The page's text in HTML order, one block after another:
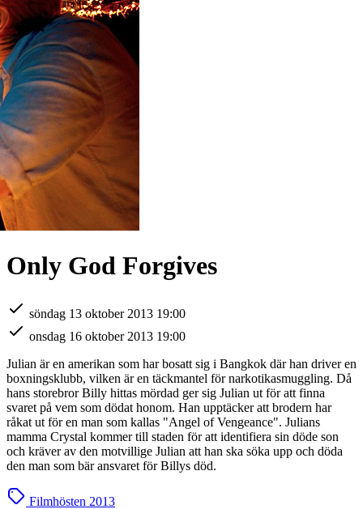
Only God Forgives
söndag 13 oktober 2013 19:00
onsdag 16 oktober 2013 19:00
Julian är en amerikan som har bosatt sig i Bangkok där han driver en
boxningsklubb, vilken är en täckmantel för narkotikasmuggling. Då
hans storebror Billy hittas mördad ger sig Julian ut för att finna
svaret på vem som dödat honom. Han upptäcker att brodern har
råkat ut för en man som kallas "Angel of Vengeance". Julians
mamma Crystal kommer till staden för att identifiera sin döde son
och kräver av den motvillige Julian att han ska söka upp och döda
den man som bär ansvaret för Billys död.
Filmhösten 2013